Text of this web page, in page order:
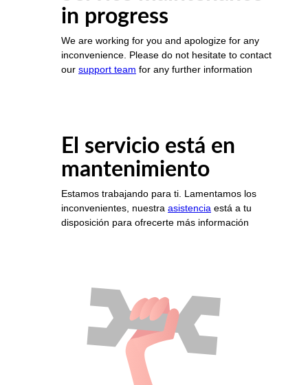
in progress
We are working for you and apologize for any
inconvenience. Please do not hesitate to contact
our support team for any further information
El servicio está en
mantenimiento
Estamos trabajando para ti. Lamentamos los
inconvenientes, nuestra asistencia está a tu
disposición para ofrecerte más información